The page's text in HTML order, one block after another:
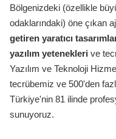
Bölgenizdeki (özellikle
odaklarındaki) öne çıkan
getiren yaratıcı
yazılım yetenekleri ve
Yazılım ve Teknoloji
tecrübemiz ve 500'den
Türkiye'nin 81 ilinde
sunuyoruz.